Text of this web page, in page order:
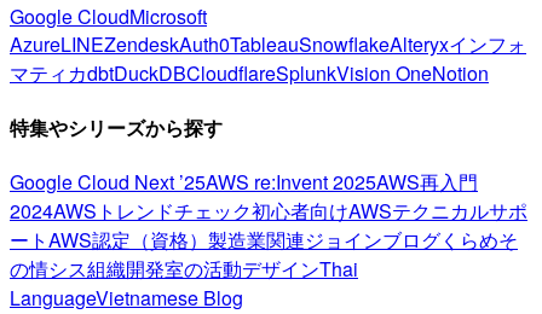
Google CloudMicrosoft
AzureLINEZendeskAuth0TableauSnowflakeAlteryxインフォ
マティカdbtDuckDBCloudflareSplunkVision OneNotion
特集やシリーズから探す
Google Cloud Next ’25AWS re:Invent 2025AWS再入門
2024AWSトレンドチェック初心者向けAWSテクニカルサポ
ートAWS認定（資格） 製造業関連ジョインブログくらめそ
の情シス組織開発室の活動デザインThai
LanguageVietnamese Blog